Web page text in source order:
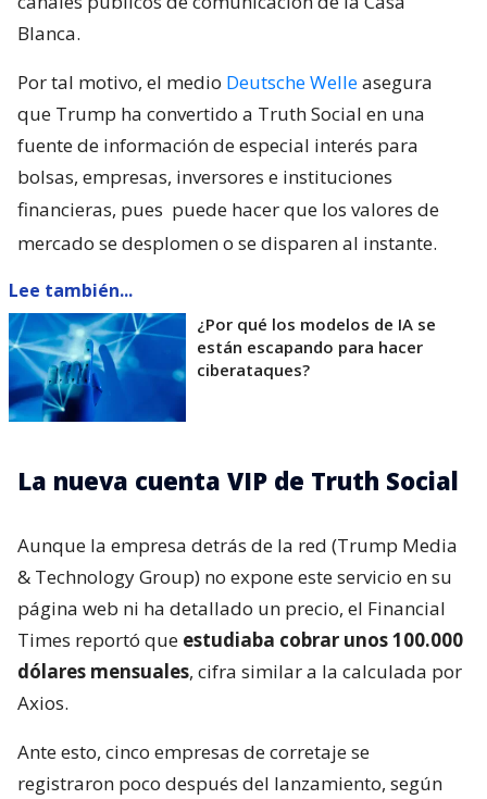
Blanca.
Por tal motivo, el medio Deutsche Welleasegura
que Trump ha convertido a Truth Social en una
fuente de información de especial interés para
bolsas, empresas, inversores e instituciones
financieras, pues puede hacer que los valores de
mercado se desplomen o se disparen al instante.
Lee también...
¿Por qué los modelos de IA se
están escapando para hacer
ciberataques?
La nueva cuenta VIP de Truth Social
Aunque la empresa detrás de la red (Trump Media
& Technology Group) no expone este servicio en su
página web ni ha detallado un precio, el Financial
Times reportó que estudiaba cobrar unos 100.000
dólares mensuales, cifra similar a la calculada por
Axios.
Ante esto, cinco empresas de corretaje se
registraron poco después del lanzamiento, según